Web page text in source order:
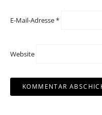
E-Mail-Adresse*
Website